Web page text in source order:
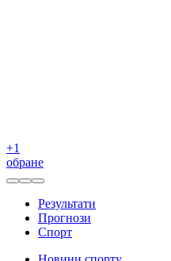
+1
обране
Результати
Прогнози
Спорт